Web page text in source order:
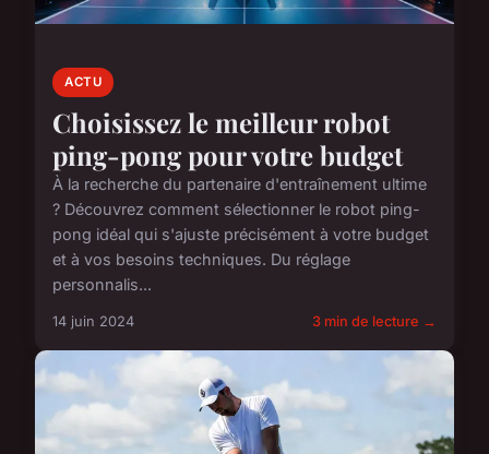
ACTU
Choisissez le meilleur robot
ping-pong pour votre budget
À la recherche du partenaire d'entraînement ultime
? Découvrez comment sélectionner le robot ping-
pong idéal qui s'ajuste précisément à votre budget
et à vos besoins techniques. Du réglage
personnalis...
14 juin 2024 3 min de lecture →